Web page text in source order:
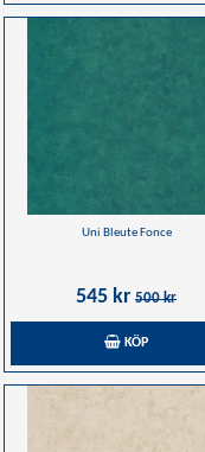
Uni Bleute Fonce
545 kr 500 kr
KÖP